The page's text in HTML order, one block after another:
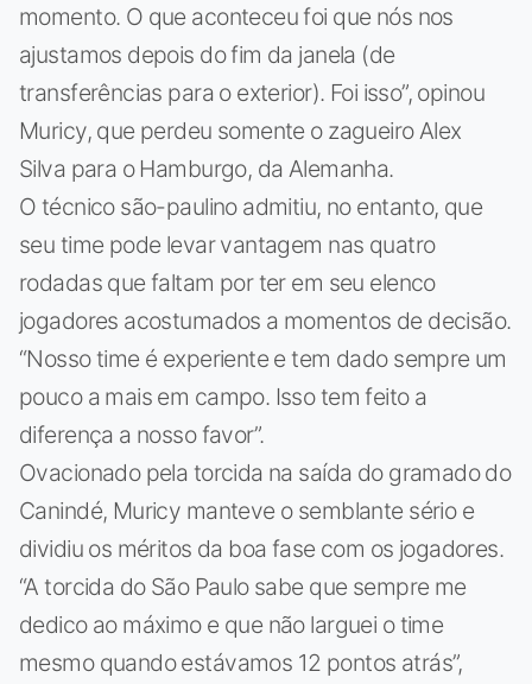
momento. O que aconteceu foi que nós nos
ajustamos depois do fim da janela (de
transferências para o exterior). Foi isso”, opinou
Muricy, que perdeu somente o zagueiro Alex
Silva para o Hamburgo, da Alemanha.
O técnico são-paulino admitiu, no entanto, que
seu time pode levar vantagem nas quatro
rodadas que faltam por ter em seu elenco
jogadores acostumados a momentos de decisão.
“Nosso time é experiente e tem dado sempre um
pouco a mais em campo. Isso tem feito a
diferença a nosso favor”.
Ovacionado pela torcida na saída do gramado do
Canindé, Muricy manteve o semblante sério e
dividiu os méritos da boa fase com os jogadores.
“A torcida do São Paulo sabe que sempre me
dedico ao máximo e que não larguei o time
mesmo quando estávamos 12 pontos atrás”,